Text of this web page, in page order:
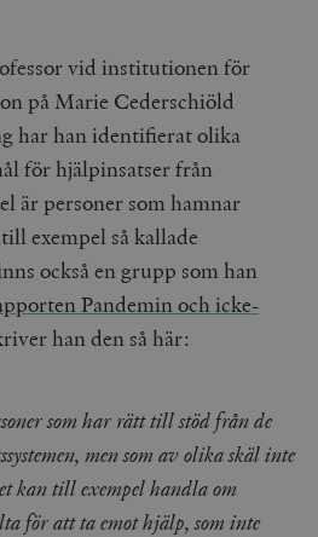
vid institutionen för
på Marie Cederschiöld
har han identifierat olika
för hjälpinsatser från
är personer som hamnar
exempel så kallade
också en grupp som han
Pandemin och icke-
han den så här:
som har rätt till stöd från de
men som av olika skäl inte
kan till exempel handla om
för att ta emot hjälp, som inte